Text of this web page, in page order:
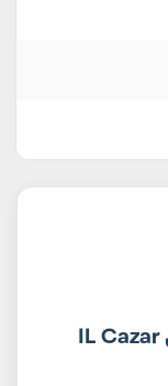
شركة الكازار للتطوير العقاري IL Cazar